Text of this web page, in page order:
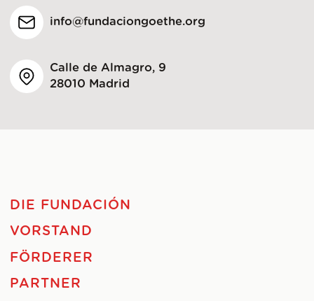
info@fundaciongoethe.org
Calle de Almagro, 9
28010 Madrid
DIE FUNDACIÓN
VORSTAND
FÖRDERER
PARTNER